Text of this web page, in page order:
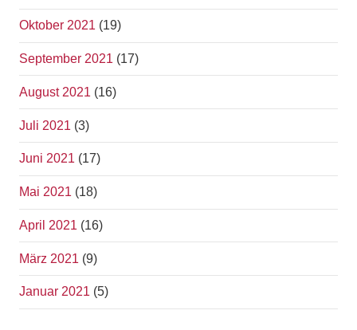
Oktober 2021 (19)
September 2021 (17)
August 2021 (16)
Juli 2021 (3)
Juni 2021 (17)
Mai 2021 (18)
April 2021 (16)
März 2021 (9)
Januar 2021 (5)